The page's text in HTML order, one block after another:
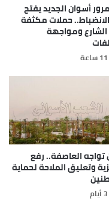
أسوان الجديد يفتح
حملات مكثفة
ومواجهة
تواجه العاصفة.. رفع
وتعليق الملاحة لحماية